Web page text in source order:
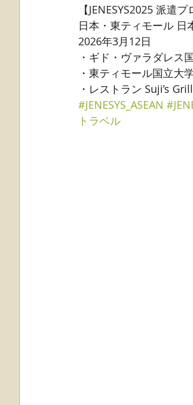
【JENESYS2025 派遣プ
日本・東ティモール
2026年3月12日
・ギド・ヴァラダレス
・東ティモール国立大
・レストラン Suji’s
#JENESYS_ASEAN
トラベル